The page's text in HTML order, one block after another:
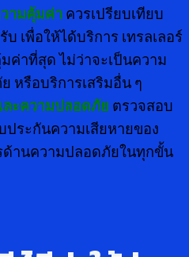
ามคุ้มค่า ควรเปรียบเทียบ
เพื่อให้ได้บริการ เทรลเลอร์
ค่าที่สุด ไม่ว่าจะเป็นความ
หรือบริการเสริมอื่น ๆ
ะความปลอดภัย ตรวจสอบ
ประกันความเสียหายของ
านความปลอดภัยในทุกขั้น